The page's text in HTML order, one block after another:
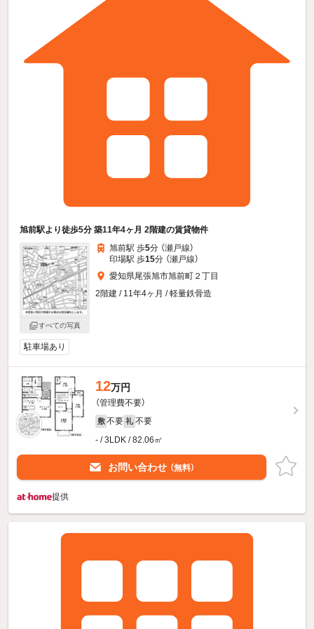
旭前駅より徒歩5分 築11年4ヶ月 2階建の賃貸物件
すべての写真
旭前駅 歩5分 （瀬戸線）
印場駅 歩15分 （瀬戸線）
愛知県尾張旭市旭前町２丁目
2階建 / 11年4ヶ月 / 軽量鉄骨造
駐車場あり
12万円
（管理費不要）
敷 不要 礼 不要
- / 3LDK / 82.06㎡
お問い合わせ （無料）
提供